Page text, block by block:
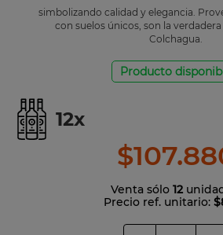
simbolizando calidad y elegancia.
con suelos únicos, son la
Colchagua.
Producto
12x
$107.
Venta sólo 12
Precio ref. unitario: